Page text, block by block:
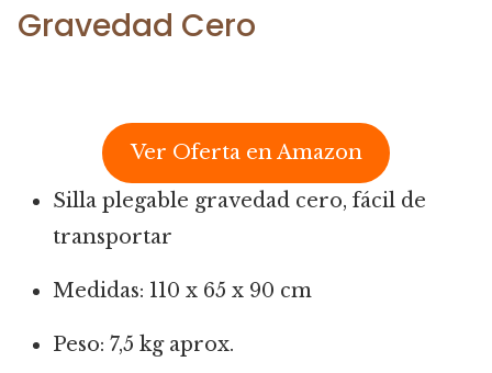
Gravedad Cero
Ver Oferta en Amazon
Silla plegable gravedad cero, fácil de
transportar
Medidas: 110 x 65 x 90 cm
Peso: 7,5 kg aprox.